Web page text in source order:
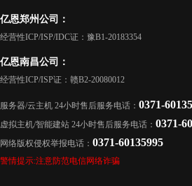
亿恩郑州公司：
经营性ICP/ISP/IDC证：豫B1-20183354
亿恩南昌公司：
经营性ICP/ISP证：赣B2-20080012
服务器/云主机 24小时售后服务电话： 0371-
虚拟主机/智能建站 24小时售后服务电话： 0371-
网络版权侵权举报电话： 0371-60135995
警情提示:注意防范电信网络诈骗